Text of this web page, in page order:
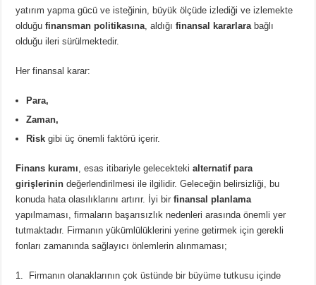
yatırım yapma gücü ve isteğinin, büyük ölçüde izlediği ve izlemekte
olduğu finansman politikasına, aldığı finansal kararlarabağlı
olduğu ileri sürülmektedir.
Her finansal karar:
Para,
Zaman,
Risk gibi üç önemli faktörü içerir.
Finans kuramı, esas itibariyle gelecektekialternatif para
girişlerinin değerlendirilmesi ile ilgilidir. Geleceğin belirsizliği, bu
konuda hata olasılıklarını artırır. İyi bir finansal planlama
yapılmaması, firmaların başarısızlık nedenleri arasında önemli yer
tutmaktadır. Firmanın yükümlülüklerini yerine getirmek için gerekli
fonları zamanında sağlayıcı önlemlerin alınmaması;
Firmanın olanaklarının çok üstünde bir büyüme tutkusu içinde